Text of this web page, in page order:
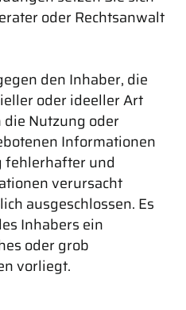
oder Rechtsanwalt
den Inhaber, die
oder ideeller Art
Nutzung oder
Informationen
fehlerhafter und
verursacht
ausgeschlossen. Es
Inhabers ein
oder grob
vorliegt.